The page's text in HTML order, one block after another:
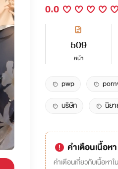
0.0
509
หน้า
pwp
บริษัท
นิย
คำเตือนเนื้อหา
คำเตือนเกี่ยวกับเนื้อหา